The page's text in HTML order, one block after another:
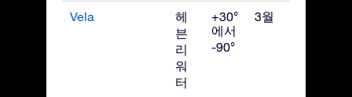
Vela
헤
븐
리
워
터
+30°
에서
-90°
3월